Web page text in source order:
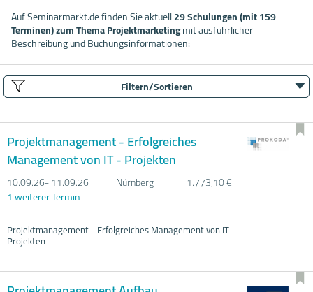
Auf Seminarmarkt.de finden Sie aktuell29 Schulungen (mit 159
Terminen) zum Thema Projektmarketingmit ausführlicher
Beschreibung und Buchungsinformationen:
Filtern/Sortieren
Projektmanagement - Erfolgreiches
Management von IT - Projekten
10.09.26- 11.09.26 Nürnberg
1.773,10 €
1 weiterer Termin
Projektmanagement - Erfolgreiches Management von IT -
Projekten